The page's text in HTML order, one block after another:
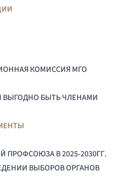
КОМИССИЯ МГО
ВЫГОДНО БЫТЬ ЧЛЕНАМИ
ПРОФСОЮЗА В 2025-2030ГГ.
ВЫБОРОВ ОРГАНОВ